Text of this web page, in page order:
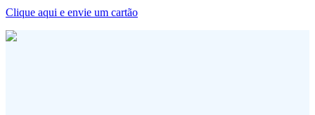
Clique aqui e envie um cartão